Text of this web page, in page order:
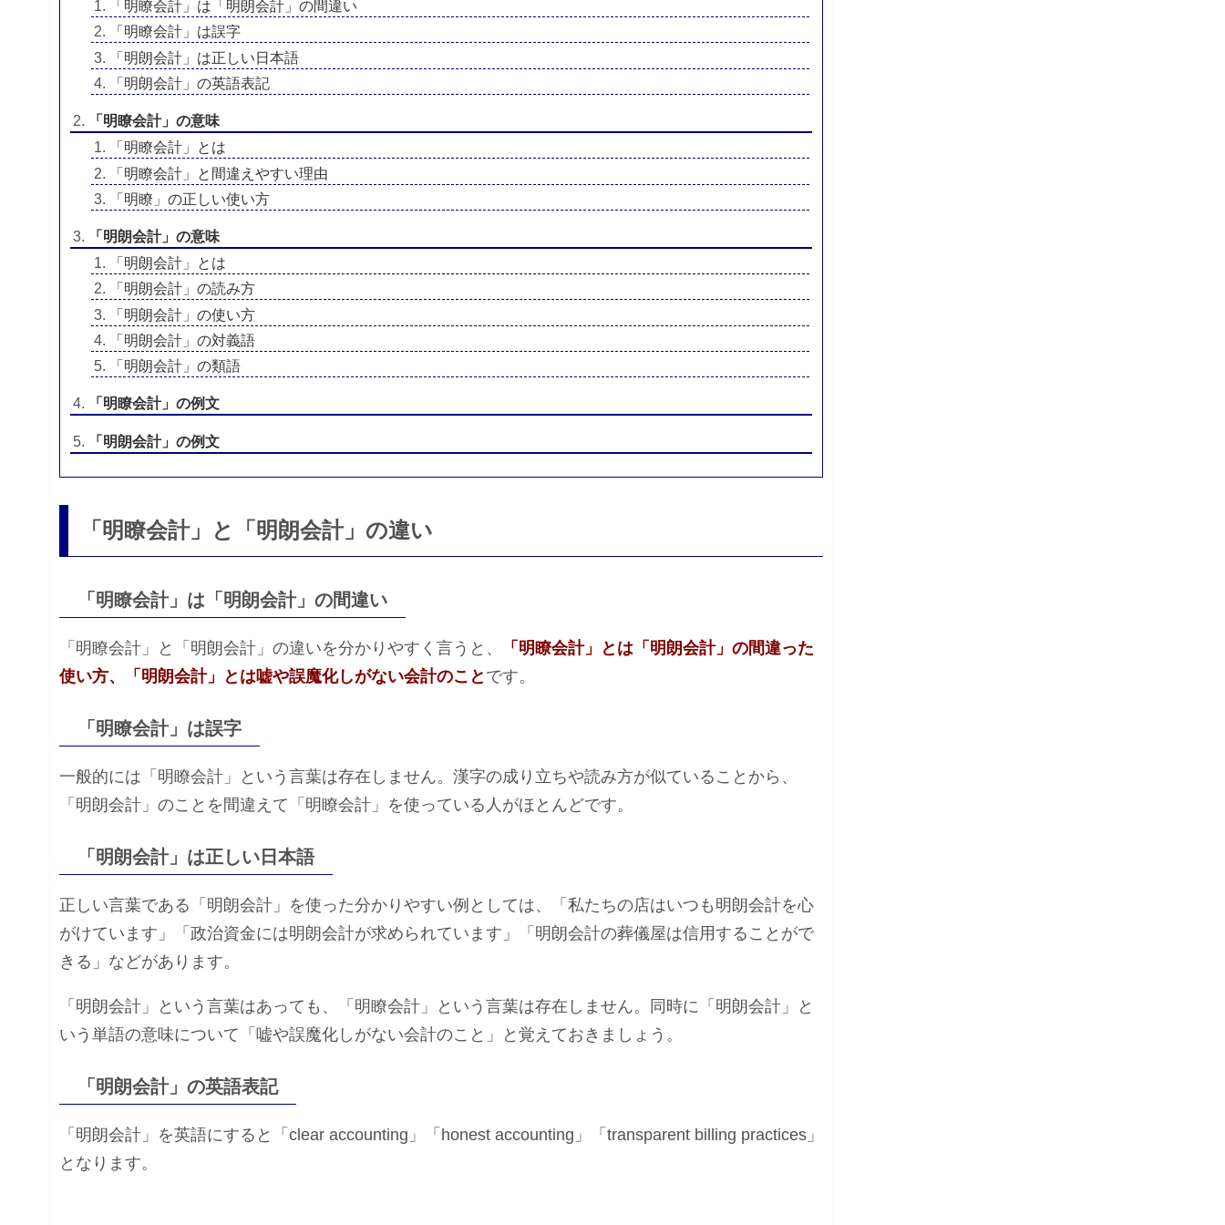
「明瞭会計」は「明朗会計」の間違い
「明瞭会計」は誤字
「明朗会計」は正しい日本語
「明朗会計」の英語表記
「明瞭会計」の意味
「明瞭会計」とは
「明瞭会計」と間違えやすい理由
「明瞭」の正しい使い方
「明朗会計」の意味
「明朗会計」とは
「明朗会計」の読み方
「明朗会計」の使い方
「明朗会計」の対義語
「明朗会計」の類語
「明瞭会計」の例文
「明朗会計」の例文
「明瞭会計」と「明朗会計」の違い
「明瞭会計」は「明朗会計」の間違い
「明瞭会計」と「明朗会計」の違いを分かりやすく言うと、
「明瞭会計」とは「明朗会計」の間違った
使い方、「明朗会計」とは嘘や誤魔化しがない会計のこと です。
「明瞭会計」は誤字
一般的には「明瞭会計」という言葉は存在しません。漢字の成り立ちや読み方が似ていることから、
「明朗会計」のことを間違えて「明瞭会計」を使っている人がほとんどです。
「明朗会計」は正しい日本語
正しい言葉である「明朗会計」を使った分かりやすい例としては、「私たちの店はいつも明朗会計を心
がけています」「政治資金には明朗会計が求められています」「明朗会計の葬儀屋は信用することがで
きる」などがあります。
「明朗会計」という言葉はあっても、「明瞭会計」という言葉は存在しません。同時に「明朗会計」と
いう単語の意味について「嘘や誤魔化しがない会計のこと」と覚えておきましょう。
「明朗会計」の英語表記
「明朗会計」を英語にすると「clear accounting」「honest accounting」「transparent billing practices」
となります。